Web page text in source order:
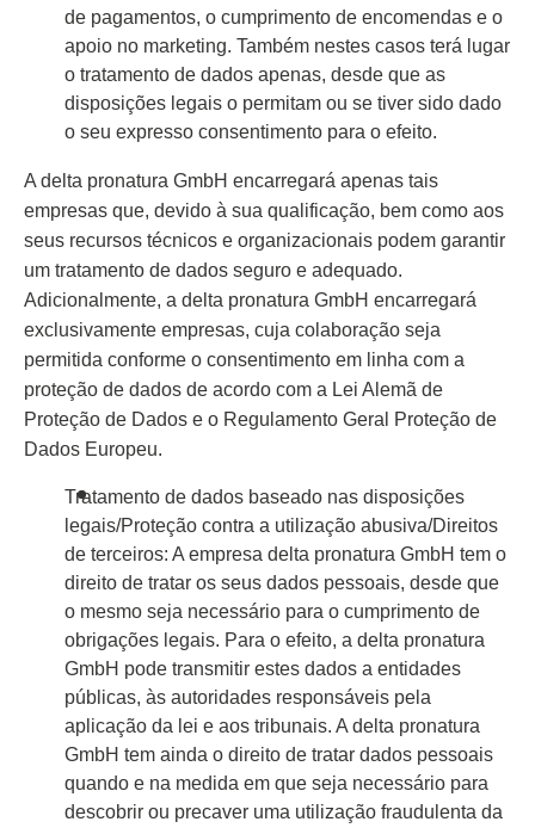
de pagamentos, o cumprimento de encomendas e o
apoio no marketing. Também nestes casos terá lugar
o tratamento de dados apenas, desde que as
disposições legais o permitam ou se tiver sido dado
o seu expresso consentimento para o efeito.
A delta pronatura GmbH encarregará apenas tais
empresas que, devido à sua qualificação, bem como aos
seus recursos técnicos e organizacionais podem garantir
um tratamento de dados seguro e adequado.
Adicionalmente, a delta pronatura GmbH encarregará
exclusivamente empresas, cuja colaboração seja
permitida conforme o consentimento em linha com a
proteção de dados de acordo com a Lei Alemã de
Proteção de Dados e o Regulamento Geral Proteção de
Dados Europeu.
Tratamento de dados baseado nas disposições
legais/Proteção contra a utilização abusiva/Direitos
de terceiros: A empresa delta pronatura GmbH tem o
direito de tratar os seus dados pessoais, desde que
o mesmo seja necessário para o cumprimento de
obrigações legais. Para o efeito, a delta pronatura
GmbH pode transmitir estes dados a entidades
públicas, às autoridades responsáveis pela
aplicação da lei e aos tribunais. A delta pronatura
GmbH tem ainda o direito de tratar dados pessoais
quando e na medida em que seja necessário para
descobrir ou precaver uma utilização fraudulenta da